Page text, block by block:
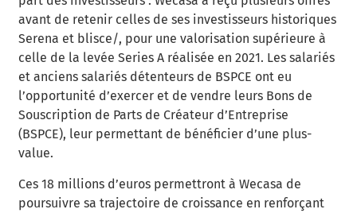
avant de retenir celles de ses investisseurs historiques
Serena et blisce/, pour une valorisation supérieure à
celle de la levée Series A réalisée en 2021. Les salariés
et anciens salariés détenteurs de BSPCE ont eu
l’opportunité d’exercer et de vendre leurs Bons de
Souscription de Parts de Créateur d’Entreprise
(BSPCE), leur permettant de bénéficier d’une plus-
value.
Ces 18 millions d’euros permettront à Wecasa de
poursuivre sa trajectoire de croissance en renforçant